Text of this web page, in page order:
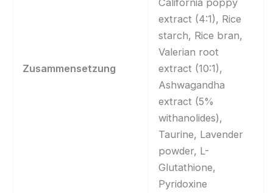
Zusammensetzung
extract (4:1), Rice
starch, Rice bran,
Valerian root
extract (10:1),
Ashwagandha
extract (5%
withanolides),
Taurine, Lavender
powder, L-
Glutathione,
Pyridoxine